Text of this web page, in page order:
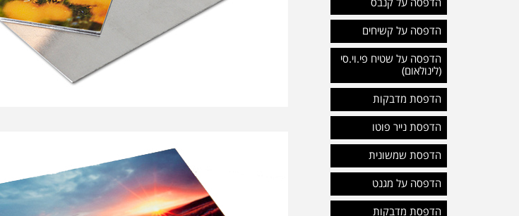
הדפסה על קנבס
הדפסה על קשיחים
הדפסה על שטיח פי.וי.סי
(לינולאום)
הדפסת מדבקות
הדפסת נייר פוטו
הדפסת שמשונית
הדפסה על מגנט
הדפסת מדבקות